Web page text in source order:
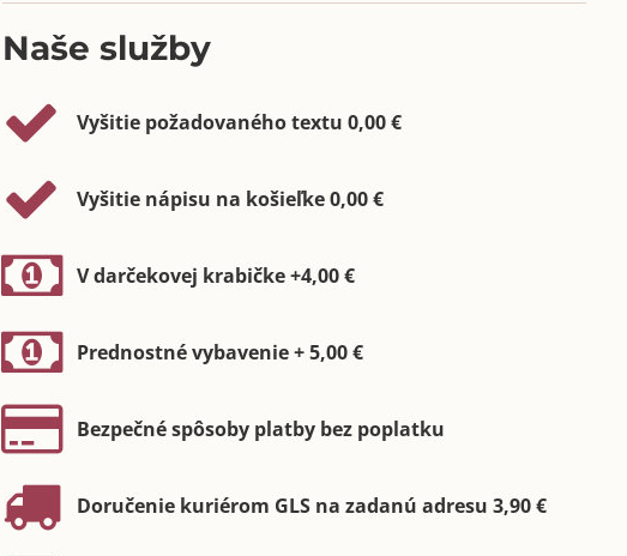
Naše služby
Vyšitie požadovaného textu 0,00 €
Vyšitie nápisu na košieľke 0,00 €
V darčekovej krabičke +4,00 €
Prednostné vybavenie + 5,00 €
Bezpečné spôsoby platby bez poplatku
Doručenie kuriérom GLS na zadanú adresu 3,90 €